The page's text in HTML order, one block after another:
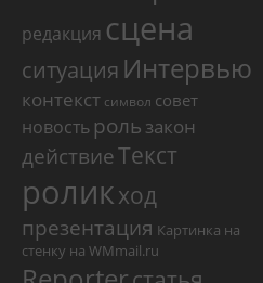
редакция сцена
ситуация Интервью
контекст символ совет
новость роль закон
действиеТекст
роликход
презентация Картинка на
стенку на WMmail.ru